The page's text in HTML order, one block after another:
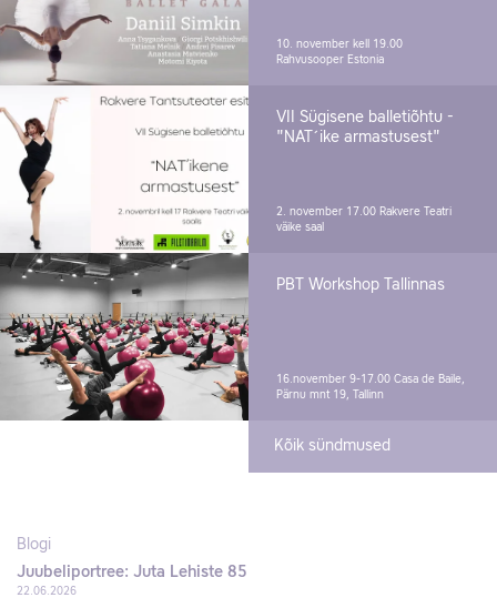
10. november kell 19.00
Rahvusooper Estonia
VII Sügisene balletiõhtu -
"NAT´ike armastusest"
2. november 17.00 Rakvere Teatri
väike saal
PBT Workshop Tallinnas
16.november 9-17.00 Casa de Baile,
Pärnu mnt 19, Tallinn
Kõik sündmused
Blogi
Juubeliportree: Juta Lehiste 85
22.06.2026